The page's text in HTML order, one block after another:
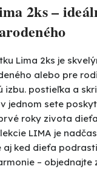
2ks –
Lima 2ks je
alebo pre
izbu. postieľka a
jednom sete
roky zivota
LIMA je
aj ked dieťa
– objednajte